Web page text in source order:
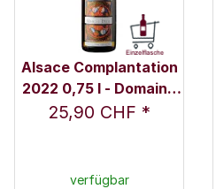
Alsace Complantation
2022 0,75 l - Domaine
Marcel Deiss
25,90 CHF *
verfügbar